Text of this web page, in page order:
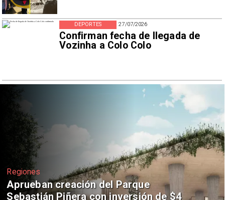
27/07/2026
Confirman fecha de llegada de
Vozinha a Colo Colo
DEPORTES
Deportes
Claudio Bravo baja la euforia sobre
fichaje de Vozinha